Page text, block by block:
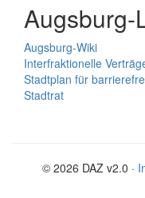
Augsburg-
Augsburg-Wiki
Interfraktionelle
Stadtplan für
Stadtrat
© 2026 DAZ v2.0 ·